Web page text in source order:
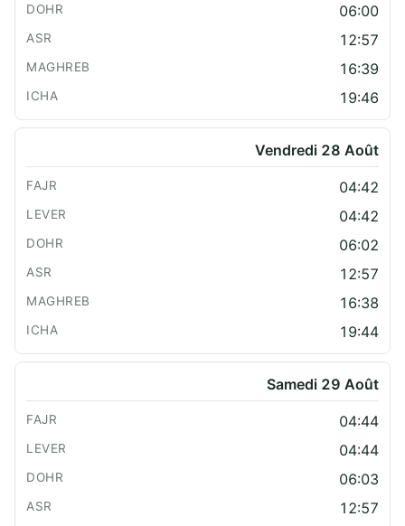
06:00
12:57
16:39
19:46
Vendredi 28 Août
04:42
04:42
06:02
12:57
16:38
19:44
Samedi 29 Août
04:44
04:44
06:03
12:57